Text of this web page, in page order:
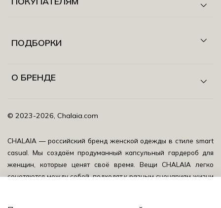
ПОДБОРКИ
О БРЕНДЕ
©️ 2023-2026, Chalaia.com
CHALAIA — российский бренд женской одежды в стиле smart
casual. Мы создаём продуманный капсульный гардероб для
женщин, которые ценят своё время. Вещи CHALAIA легко
сочетаются между собой, подходят к разным сценариям жизни